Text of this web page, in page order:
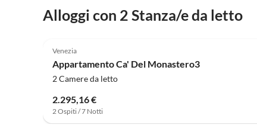
Alloggi con 2 Stanza/e da letto
Venezia
Appartamento Ca' Del Monastero3
2 Camere da letto
2.295,16 €
2 Ospiti / 7 Notti